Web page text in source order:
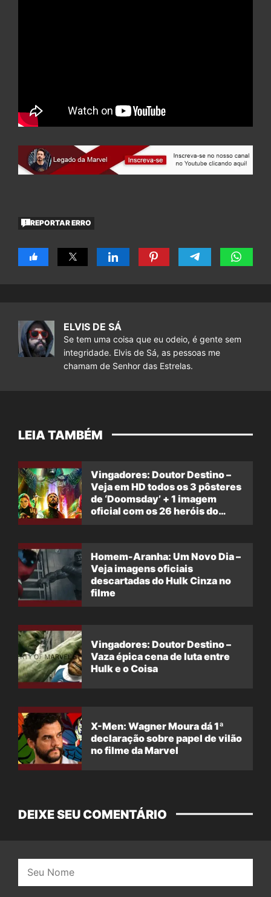
REPORTAR ERRO
ELVIS DE SÁ
Se tem uma coisa que eu odeio, é gente sem
integridade. Elvis de Sá, as pessoas me
chamam de Senhor das Estrelas.
LEIA TAMBÉM
Vingadores: Doutor Destino –
Veja em HD todos os 3 pôsteres
de ‘Doomsday’ + 1 imagem
oficial com os 26 heróis do
Homem-Aranha: Um Novo Dia –
Veja imagens oficiais
descartadas do Hulk Cinza no
filme
Vingadores: Doutor Destino –
Vaza épica cena de luta entre
Hulk e o Coisa
X-Men: Wagner Moura dá 1ª
declaração sobre papel de vilão
no filme da Marvel
DEIXE SEU COMENTÁRIO